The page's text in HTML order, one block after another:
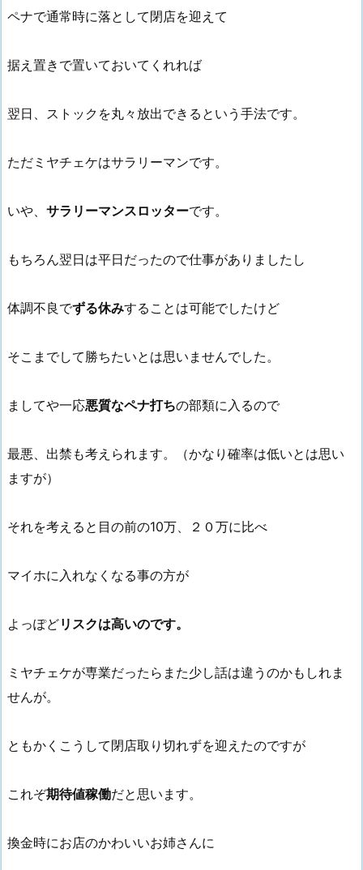
ペナで通常時に落として閉店を迎えて
据え置きで置いておいてくれれば
翌日、ストックを丸々放出できるという手法です。
ただミヤチェケはサラリーマンです。
いや、 サラリーマンスロッターです。
もちろん翌日は平日だったので仕事がありましたし
体調不良でずる休みすることは可能でしたけど
そこまでして勝ちたいとは思いませんでした。
ましてや一応悪質なペナ打ちの部類に入るので
最悪、出禁も考えられます。（かなり確率は低いとは思い
ますが）
それを考えると目の前の10万、２０万に比べ
マイホに入れなくなる事の方が
よっぽどリスクは高いのです。
ミヤチェケが専業だったらまた少し話は違うのかもしれま
せんが。
ともかくこうして閉店取り切れずを迎えたのですが
これぞ期待値稼働だと思います。
換金時にお店のかわいいお姉さんに